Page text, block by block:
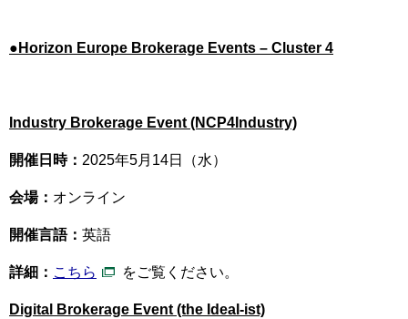
●Horizon Europe Brokerage Events – Cluster 4
Industry Brokerage Event (NCP4Industry)
開催日時： 2025年5月14日（水）
会場： オンライン
開催言語： 英語
詳細： こちら をご覧ください。
Digital Brokerage Event (the Ideal-ist)